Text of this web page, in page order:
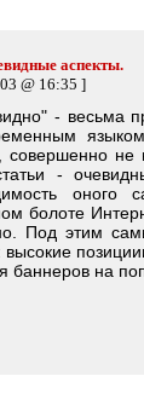
аспекты.
@ 16:35 ]
- весьма
совершенно не
-
оного
болоте
Под этим
на